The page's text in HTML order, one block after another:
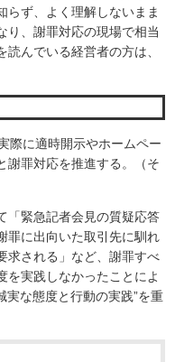
らず、よく理解しないまま
り、謝罪対応の現場で相当
んでいる経営者の方は、
際に適時開示やホームペー
謝罪対応を推進する。（そ
「緊急記者会見の質疑応答
罪に出向いた取引先に馴れ
求される」など、謝罪すべ
を実践しなかったことによ
実な態度と行動の実践”を重